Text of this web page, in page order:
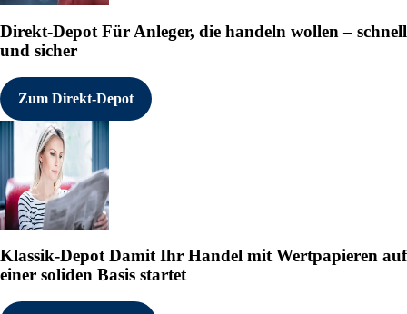
Direkt-Depot Für Anleger, die handeln wollen – schnell
und sicher
Zum Direkt-Depot
Klassik-DepotDamit Ihr Handel mit Wertpapieren auf
einer soliden Basis startet